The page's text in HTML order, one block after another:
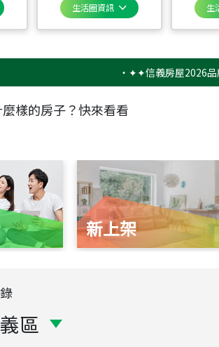
生活圈資訊 生
✦✦信義房屋2026品牌形
樣的房子？快來看看
新上架
區